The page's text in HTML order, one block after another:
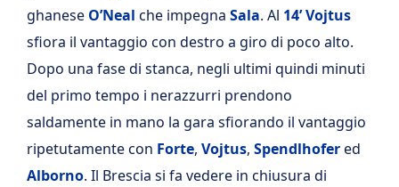
ghanese O’Neal che impegna Sala. Al 14’Vojtus
sfiora il vantaggio con destro a giro di poco alto.
Dopo una fase di stanca, negli ultimi quindi minuti
del primo tempo i nerazzurri prendono
saldamente in mano la gara sfiorando il vantaggio
ripetutamente con Forte, Vojtus, Spendlhofered
Alborno. Il Brescia si fa vedere in chiusura di